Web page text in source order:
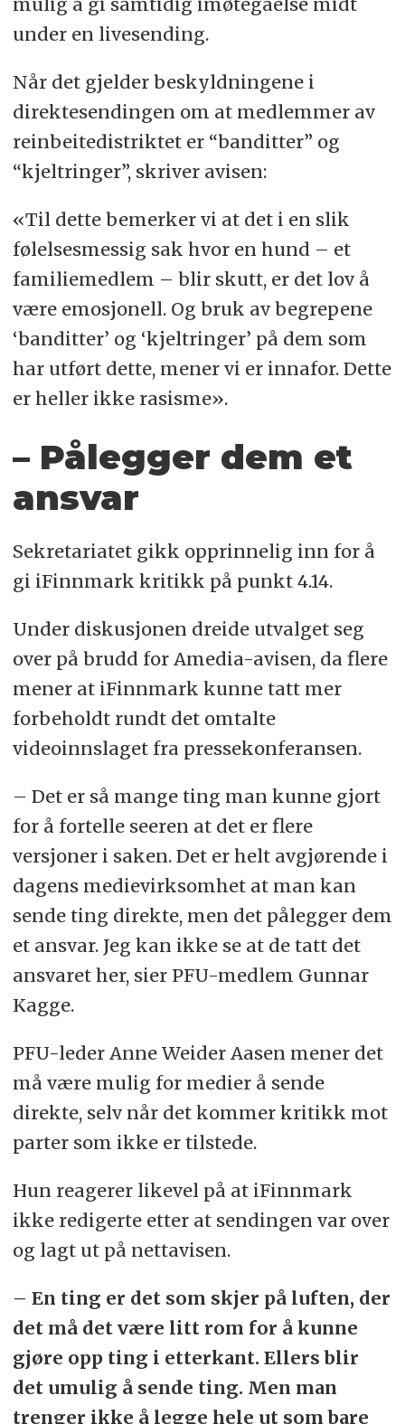
under en livesending.
Når det gjelder beskyldningene i
direktesendingen om at medlemmer av
reinbeitedistriktet er “banditter” og
“kjeltringer”, skriver avisen:
«Til dette bemerker vi at det i en slik
følelsesmessig sak hvor en hund – et
familiemedlem – blir skutt, er det lov å
være emosjonell. Og bruk av begrepene
‘banditter’ og ‘kjeltringer’ på dem som
har utført dette, mener vi er innafor. Dette
er heller ikke rasisme».
– Pålegger dem et
ansvar
Sekretariatet gikk opprinnelig inn for å
gi iFinnmark kritikk på punkt 4.14.
Under diskusjonen dreide utvalget seg
over på brudd for Amedia-avisen, da flere
mener at iFinnmark kunne tatt mer
forbeholdt rundt det omtalte
videoinnslaget fra pressekonferansen.
– Det er så mange ting man kunne gjort
for å fortelle seeren at det er flere
versjoner i saken. Det er helt avgjørende i
dagens medievirksomhet at man kan
sende ting direkte, men det pålegger dem
et ansvar. Jeg kan ikke se at de tatt det
ansvaret her, sier PFU-medlem Gunnar
Kagge.
PFU-leder Anne Weider Aasen mener det
må være mulig for medier å sende
direkte, selv når det kommer kritikk mot
parter som ikke er tilstede.
Hun reagerer likevel på at iFinnmark
ikke redigerte etter at sendingen var over
og lagt ut på nettavisen.
– En ting er det som skjer på luften, der
det må det være litt rom for å kunne
gjøre opp ting i etterkant. Ellers blir
det umulig å sende ting. Men man
trenger ikke å legge hele ut som bare